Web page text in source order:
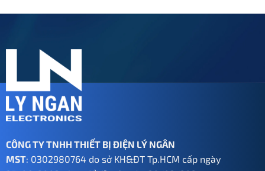
625.000 ₫.
CÔNG TY TNHH THIẾT BỊ ĐIỆN LÝ NGÂN
MST: 0302980764 do sở KH&ĐT Tp.HCM cấp ngày